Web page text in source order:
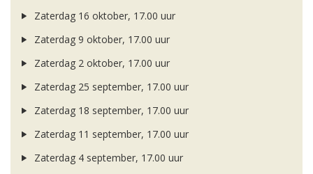
Zaterdag 16 oktober, 17.00 uur
Zaterdag 9 oktober, 17.00 uur
Zaterdag 2 oktober, 17.00 uur
Zaterdag 25 september, 17.00 uur
Zaterdag 18 september, 17.00 uur
Zaterdag 11 september, 17.00 uur
Zaterdag 4 september, 17.00 uur